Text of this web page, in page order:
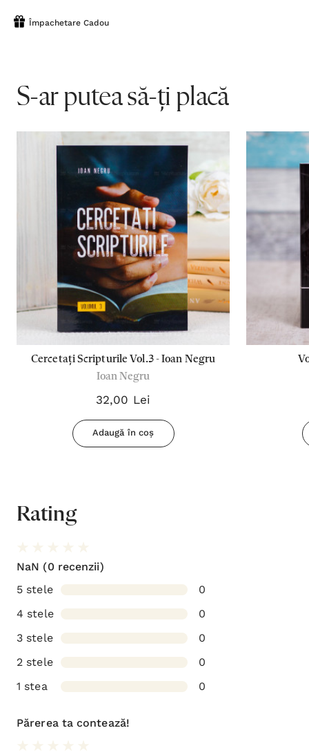
Împachetare Cadou
S-ar putea să-ți placă
Cercetați Scripturile Vol.3 - Ioan Negru
Ioan Negru
32,00 Lei
Adaugă în coș
Rating
NaN (0 recenzii)
5 stele
0
4 stele
0
3 stele
0
2 stele
0
1 stea
0
Părerea ta contează!